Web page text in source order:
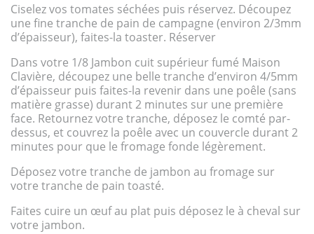
Ciselez vos tomates séchées puis réservez. Découpez
une fine tranche de pain de campagne (environ 2/3mm
d’épaisseur), faites-la toaster. Réserver
Dans votre 1/8 Jambon cuit supérieur fumé Maison
Clavière, découpez une belle tranche d’environ 4/5mm
d’épaisseur puis faites-la revenir dans une poêle (sans
matière grasse) durant 2 minutes sur une première
face. Retournez votre tranche, déposez le comté par-
dessus, et couvrez la poêle avec un couvercle durant 2
minutes pour que le fromage fonde légèrement.
Déposez votre tranche de jambon au fromage sur
votre tranche de pain toasté.
Faites cuire un œuf au plat puis déposez le à cheval sur
votre jambon.